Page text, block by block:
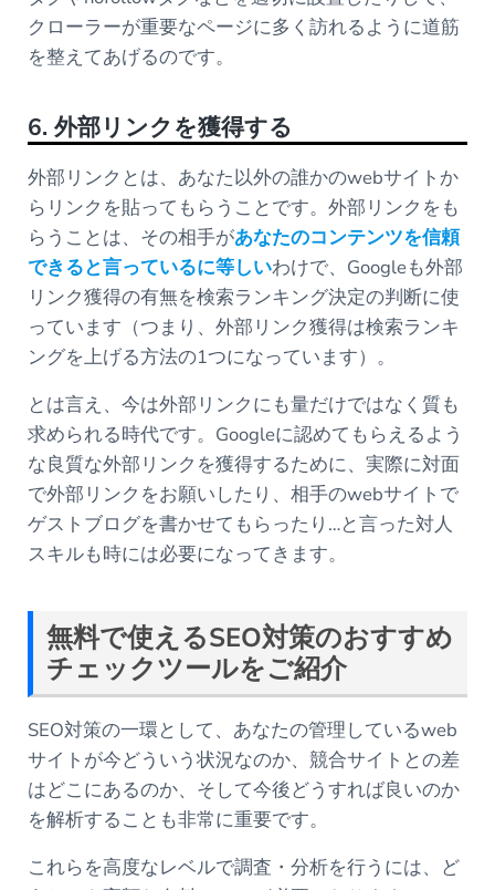
クローラーが重要なページに多く訪れるように道筋
を整えてあげるのです。
6. 外部リンクを獲得する
外部リンクとは、あなた以外の誰かのwebサイトか
らリンクを貼ってもらうことです。外部リンクをも
らうことは、その相手があなたのコンテンツを信頼
できると言っているに等しいわけで、Googleも外部
リンク獲得の有無を検索ランキング決定の判断に使
っています（つまり、外部リンク獲得は検索ランキ
ングを上げる方法の1つになっています）。
とは言え、今は外部リンクにも量だけではなく質も
求められる時代です。Googleに認めてもらえるよう
な良質な外部リンクを獲得するために、実際に対面
で外部リンクをお願いしたり、相手のwebサイトで
ゲストブログを書かせてもらったり…と言った対人
スキルも時には必要になってきます。
無料で使えるSEO対策のおすすめ
チェックツールをご紹介
SEO対策の一環として、あなたの管理しているweb
サイトが今どういう状況なのか、競合サイトとの差
はどこにあるのか、そして今後どうすれば良いのか
を解析することも非常に重要です。
これらを高度なレベルで調査・分析を行うには、ど